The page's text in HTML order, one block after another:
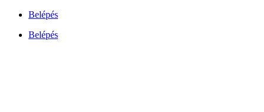
Ugrás
tartalomhoz
Belépés
Belépés